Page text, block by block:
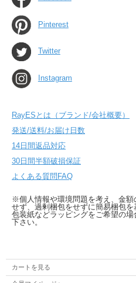
Pinterest
Twitter
Instagram
RayESとは（ブランド/会社概要）
発送/送料/お届け日数
14日間返品対応
30日間半額破損保証
よくある質問FAQ
※個人情報や環境問題を考え、金
せず、過剰梱包をせずに簡易梱包を
包装紙などラッピングをご希望の
下さい。
カートを見る